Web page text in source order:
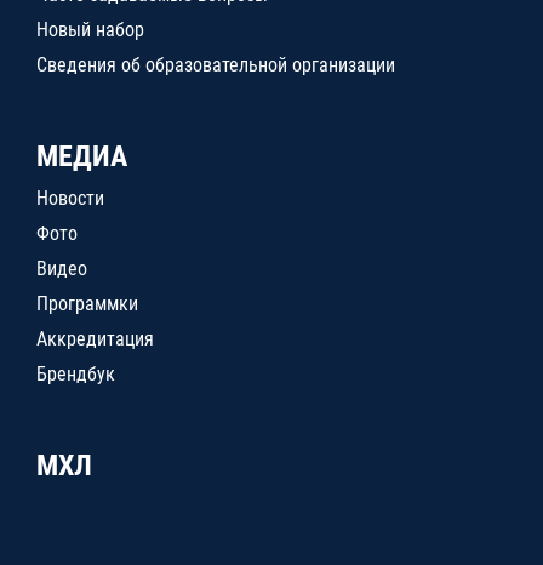
Новый набор
Сведения об образовательной организации
МЕДИА
Новости
Фото
Видео
Программки
Аккредитация
Брендбук
МХЛ